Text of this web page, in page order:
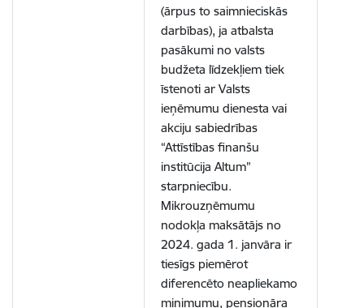
(ārpus to saimnieciskās
darbības), ja atbalsta
pasākumi no valsts
budžeta līdzekļiem tiek
īstenoti ar Valsts
ieņēmumu dienesta vai
akciju sabiedrības
“Attīstības finanšu
institūcija Altum”
starpniecību.
Mikrouzņēmumu
nodokļa maksātājs no
2024. gada 1. janvāra ir
tiesīgs piemērot
diferencēto neapliekamo
minimumu, pensionāra